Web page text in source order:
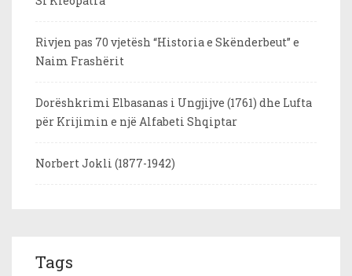
Rivjen pas 70 vjetësh “Historia e Skënderbeut” e
Naim Frashërit
Dorëshkrimi Elbasanas i Ungjijve (1761) dhe Lufta
për Krijimin e një Alfabeti Shqiptar
Norbert Jokli (1877-1942)
Tags